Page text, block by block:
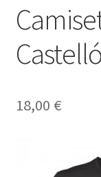
Castelló
18,00 €